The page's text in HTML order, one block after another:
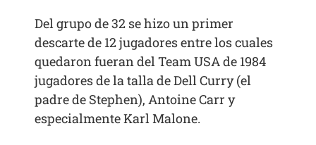
Del grupo de 32 se hizo un primer
descarte de 12 jugadores entre los cuales
quedaron fueran del Team USA de 1984
jugadores de la talla de Dell Curry (el
padre de Stephen), Antoine Carr y
especialmente Karl Malone.